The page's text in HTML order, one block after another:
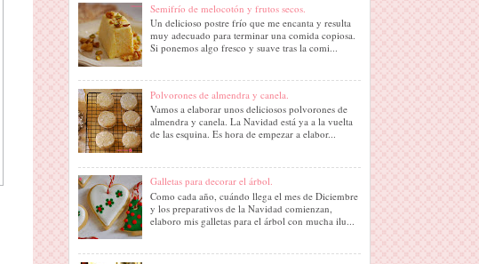
Semifrío de melocotón y frutos secos.
Un delicioso postre frío que me encanta y resulta
muy adecuado para terminar una comida copiosa.
Si ponemos algo fresco y suave tras la comi...
Polvorones de almendra y canela.
Vamos a elaborar unos deliciosos polvorones de
almendra y canela. La Navidad está ya a la vuelta
de las esquina. Es hora de empezar a elabor...
Galletas para decorar el árbol.
Como cada año, cuándo llega el mes de Diciembre
y los preparativos de la Navidad comienzan,
elaboro mis galletas para el árbol con mucha ilu...